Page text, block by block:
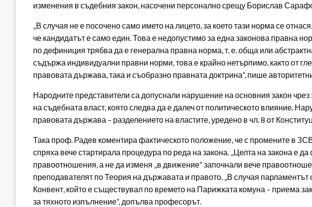
изменения в съдебния закон, насочени персонално срещу Борислав
„В случая не е посочено само името на лицето, за което тази норма се
че кандидатът е само един. Това е недопустимо за една законова правна
по дефиниция трябва да е генерална правна норма, т. е. обща или
съдържа индивидуални правни норми, това е крайно нетърпимо, както от
правовата държава, така и съобразно правната доктрина“, пише
Народните представители са допуснали нарушение на основния закон чрез
на съдебната власт, която следва да е далеч от политическото влияние.
правовата държава – разделението на властите, уредено в чл. 8 от
Така проф. Радев коментира фактическото положение, че с промените в
спряха вече стартирала процедура по реда на закона. „Целта на закона е
правоотношения, а не да изменя „в движение“ започнали вече
преподавателят по Теория на държавата и правото. „В случая
Конвент, който е съществувал по времето на Парижката комуна – приема
за тяхното изпълнение“, допълва професорът.